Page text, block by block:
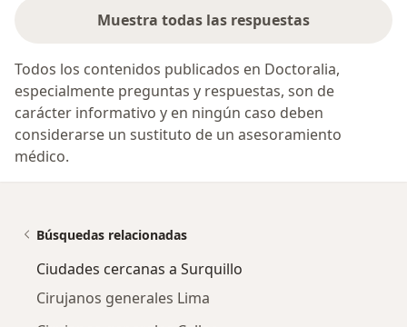
Muestra todas las respuestas
Todos los contenidos publicados en Doctoralia,
especialmente preguntas y respuestas, son de
carácter informativo y en ningún caso deben
considerarse un sustituto de un asesoramiento
médico.
Búsquedas relacionadas
Ciudades cercanas a Surquillo
Cirujanos generales Lima